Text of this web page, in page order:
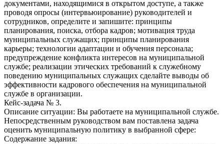
документами, находящимися в открытом доступе, а также
проводя опросы (интервьюирование) руководителей и
сотрудников, определите и запишите: принципы
планирования, поиска, отбора кадров; мотивация труда
муниципальных служащих; принципы планирования
карьеры; технологии адаптации и обучения персонала;
предупреждение конфликта интересов на муниципальной
службе; реализации этических требований к служебному
поведению муниципальных служащих сделайте выводы об
эффективности кадрового обеспечения на муниципальной
службе в организации.
Кейс-задача № 3.
Описание ситуации: Вы работаете на муниципальной службе.
Непосредственным руководством вам поставлена задача
оценить муниципальную политику в выбранной сфере:
Содержание задания: